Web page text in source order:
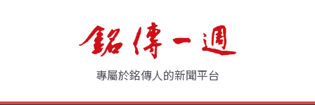
專屬於銘傳人的新聞平台